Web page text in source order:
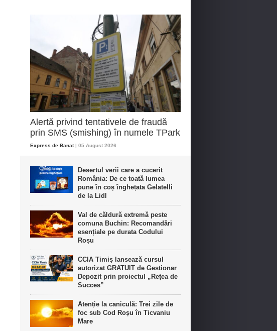
Alertă privind tentativele de fraudă
prin SMS (smishing) în numele TPark
Express de Banat| 05 August 2026
Desertul verii care a cucerit
România: De ce toată lumea
pune în coș înghețata Gelatelli
de la Lidl
Val de căldură extremă peste
comuna Buchin: Recomandări
esențiale pe durata Codului
Roșu
CCIA Timiș lansează cursul
autorizat GRATUIT de Gestionar
Depozit prin proiectul „Rețea de
Succes”
Atenție la caniculă: Trei zile de
foc sub Cod Roșu în Ticvaniu
Mare